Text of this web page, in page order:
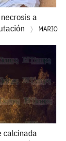
a
MARIO
calcinada